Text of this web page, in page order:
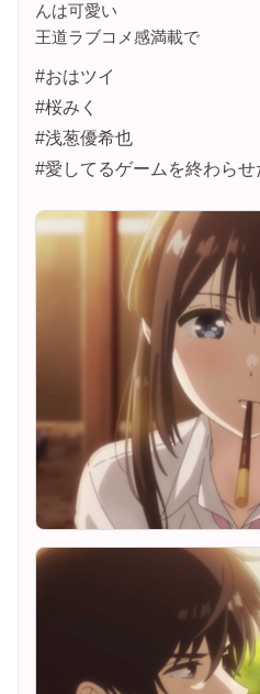
んは可愛い
王道ラブコメ感満載で
#おはツイ
#桜みく
#浅葱優希也
#愛してるゲームを終わらせ